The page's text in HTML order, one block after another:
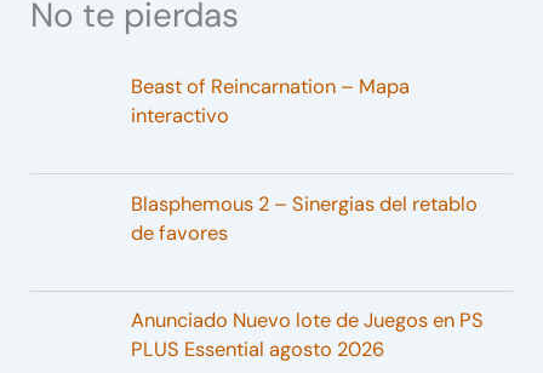
No te pierdas
Beast of Reincarnation – Mapa
interactivo
Blasphemous 2 – Sinergias del retablo
de favores
Anunciado Nuevo lote de Juegos en PS
PLUS Essential agosto 2026